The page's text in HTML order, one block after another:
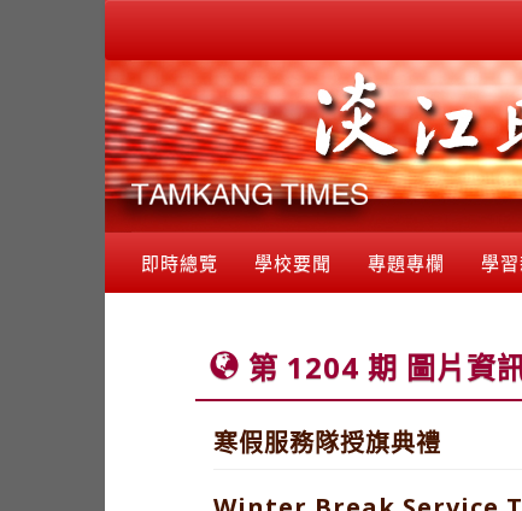
即時總覽 學校要聞 專題專欄 學
第 1204 期 圖片資
寒假服務隊授旗典禮